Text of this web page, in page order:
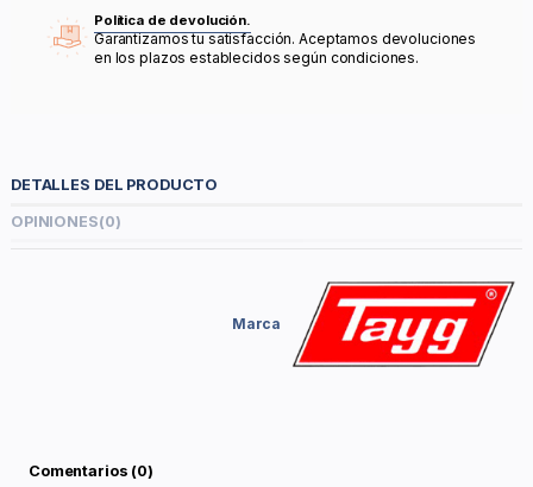
Política de devolución.
Garantizamos tu satisfacción. Aceptamos devoluciones
en los plazos establecidos según condiciones.
DETALLES DEL PRODUCTO
OPINIONES(0)
Marca
Comentarios (0)